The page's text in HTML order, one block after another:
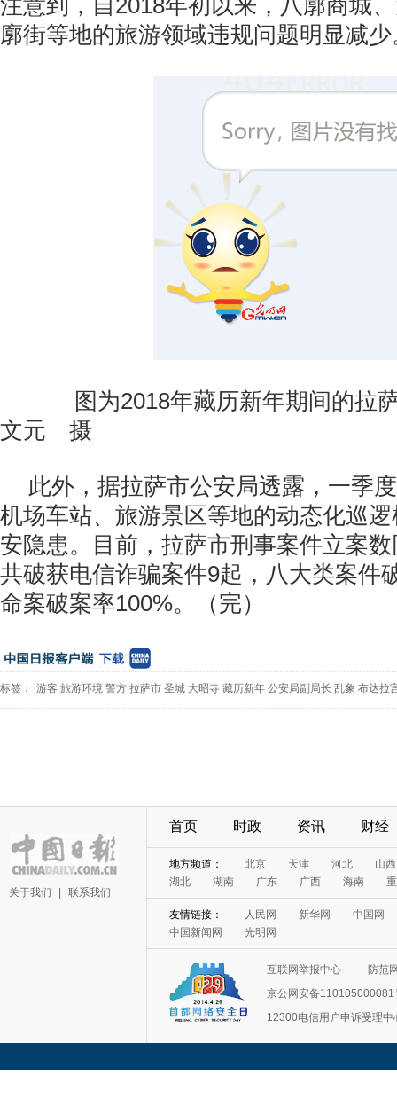
注意到，自2018年初以来，八廓商城
廓街等地的旅游领域违规问题明显减少
图为2018年藏历新年期间的拉
文元 摄
此外，据拉萨市公安局透露，一季
机场车站、旅游景区等地的动态化巡
安隐患。目前，拉萨市刑事案件立案
共破获电信诈骗案件9起，八大类案件
命案破案率100%。（完）
标签： 游客 旅游环境 警方 拉萨市 圣城 大昭寺 藏历新年 公安局副局长 乱象 布达拉
关于我们 联系我们
首页 时政 资讯 财经
地方频道： 北京 天津 河北
山西
湖北
湖南 广东 广西 海南
友情链接： 人民网 新华网
中国网
中国新闻网
光明网
互联网举报中心
防范
京公网安备110105000081
12300电信用户申诉受理中